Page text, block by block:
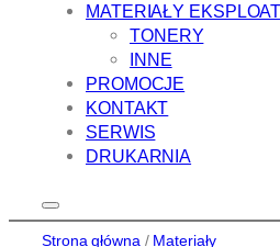
MATERIAŁY
TONERY
INNE
PROMOCJE
KONTAKT
SERWIS
DRUKARNIA
Strona główna / Materiały